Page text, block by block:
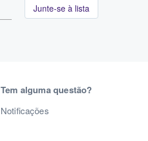
Junte-se à lista
Tem alguma questão?
Notificações